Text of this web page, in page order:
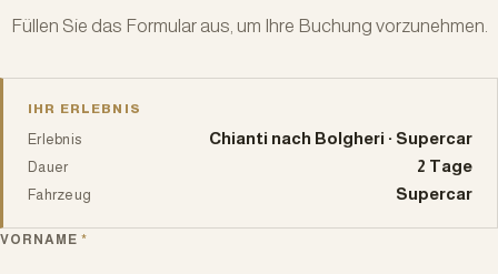
Füllen Sie das Formular aus, um Ihre Buchung vorzunehmen.
IHR ERLEBNIS
Erlebnis Chianti nach Bolgheri · Supercar
Dauer 2 Tage
Fahrzeug Supercar
VORNAME *